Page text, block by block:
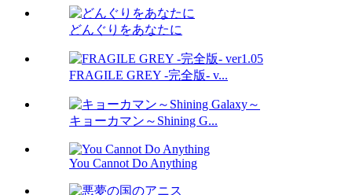
どんぐりをあなたに
FRAGILE GREY -完全版- v...
キョーカマン～Shining G...
You Cannot Do Anything